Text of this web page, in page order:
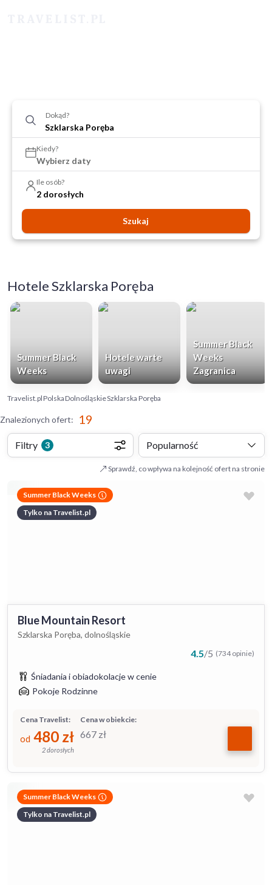
Dokąd?
Kiedy?
Wybierz daty
Ile osób?
2 dorosłych
Szukaj
Hotele Szklarska Poręba
Summer Black
Weeks
Hotele warte
uwagi
Summer Black
Weeks
Zagranica
Travelist.plPolskaDolnośląskieSzklarska Poręba
Znalezionych ofert: 19
Filtry 3 Popularność
Sprawdź, co wpływa na kolejność ofert na stronie
Summer Black Weeks
Tylko na Travelist.pl
Blue Mountain Resort
Szklarska Poręba, dolnośląskie
4.5/5 (734 opinie)
Śniadania i obiadokolacje w cenie
Pokoje Rodzinne
Cena w obiekcie:
667 zł
Cena Travelist:
od 480 zł
2 dorosłych
Summer Black Weeks
Tylko na Travelist.pl